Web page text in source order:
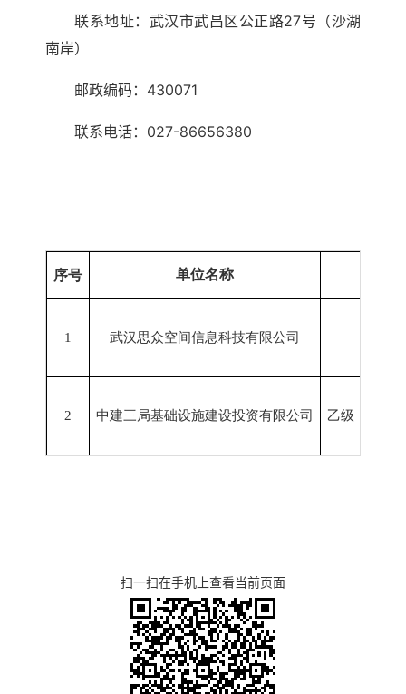
联系地址：武汉市武昌区公正路27号（沙湖
南岸）
邮政编码：430071
联系电话：027-86656380
序号 单位名称
1 武汉思众空间信息科技有限公司
2 中建三局基础设施建设投资有限公司 乙级：测绘
扫一扫在手机上查看当前页面